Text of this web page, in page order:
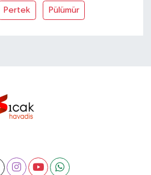
Pertek Pülümür